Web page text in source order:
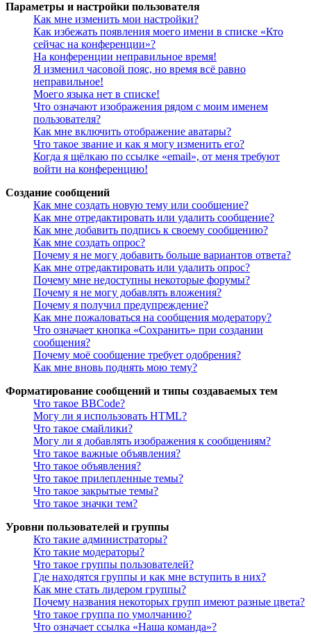
Параметры и настройки пользователя
Как мне изменить мои настройки?
Как избежать появления моего имени в списке «Кто
сейчас на конференции»?
На конференции неправильное время!
Я изменил часовой пояс, но время всё равно
неправильное!
Моего языка нет в списке!
Что означают изображения рядом с моим именем
пользователя?
Как мне включить отображение аватары?
Что такое звание и как я могу изменить его?
Когда я щёлкаю по ссылке «email», от меня требуют
войти на конференцию!
Создание сообщений
Как мне создать новую тему или сообщение?
Как мне отредактировать или удалить сообщение?
Как мне добавить подпись к своему сообщению?
Как мне создать опрос?
Почему я не могу добавить больше вариантов ответа?
Как мне отредактировать или удалить опрос?
Почему мне недоступны некоторые форумы?
Почему я не могу добавлять вложения?
Почему я получил предупреждение?
Как мне пожаловаться на сообщения модератору?
Что означает кнопка «Сохранить» при создании
сообщения?
Почему моё сообщение требует одобрения?
Как мне вновь поднять мою тему?
Форматирование сообщений и типы создаваемых тем
Что такое BBCode?
Могу ли я использовать HTML?
Что такое смайлики?
Могу ли я добавлять изображения к сообщениям?
Что такое важные объявления?
Что такое объявления?
Что такое прилепленные темы?
Что такое закрытые темы?
Что такое значки тем?
Уровни пользователей и группы
Кто такие администраторы?
Кто такие модераторы?
Что такое группы пользователей?
Где находятся группы и как мне вступить в них?
Как мне стать лидером группы?
Почему названия некоторых групп имеют разные цвета?
Что такое группа по умолчанию?
Что означает ссылка «Наша команда»?